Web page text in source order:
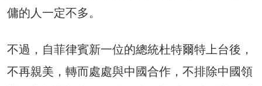
傭的人一定不多。
不過，自菲律賓新一位的總統杜特爾特上台後，
不再親美，轉而處處與中國合作，不排除中國領